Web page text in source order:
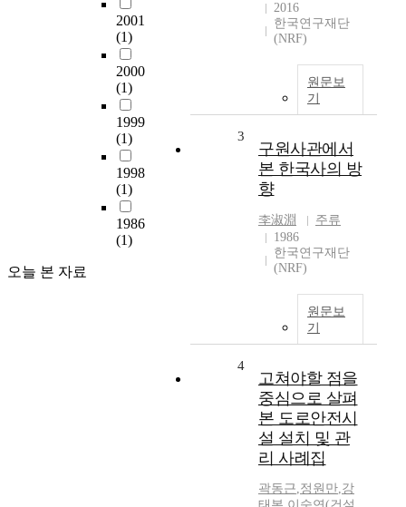
2001
(1)
2000
(1)
1999
(1)
1998
(1)
1986
(1)
오늘 본 자료
2016
한국연구재단
(NRF)
원문보
기
3
구원사관에서
본 한국사의 방
향
李淑淵
주류
1986
한국연구재단
(NRF)
원문보
기
4
고쳐야할 점을
중심으로 살펴
본 도로안전시
설 설치 및 관
리 사례집
곽동근,정원만,강